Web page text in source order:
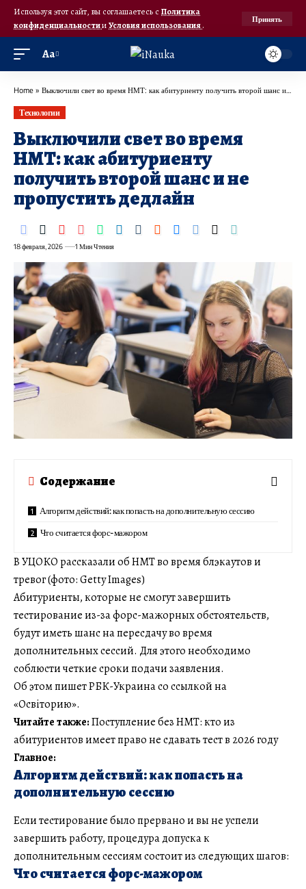
Используя этот сайт, вы соглашаетесь с Политика
конфиденциальностииУсловия использования.
Принять
Аа
Home » Выключили свет во время НМТ: как абитуриенту получить второй шанс и не пропустить дедлайн
Технологии
Выключили свет во время
НМТ: как абитуриенту
получить второй шанс и не
пропустить дедлайн
18 февраля, 2026 1 Мин Чтения
Содержание
Алгоритм действий: как попасть на дополнительную сессию
Что считается форс-мажором
В УЦОКО рассказали об НМТ во время блэкаутов и
тревог (фото: Getty Images)
Абитуриенты, которые не смогут завершить
тестирование из-за форс-мажорных обстоятельств,
будут иметь шанс на пересдачу во время
дополнительных сессий. Для этого необходимо
соблюсти четкие сроки подачи заявления.
Об этом пишет РБК-Украина со ссылкой на
«Освіторию».
Читайте также:Поступление без НМТ: кто из
абитуриентов имеет право не сдавать тест в 2026 году
Главное:
Алгоритм действий: как попасть на
дополнительную сессию
Если тестирование было прервано и вы не успели
завершить работу, процедура допуска к
дополнительным сессиям состоит из следующих шагов:
Что считается форс-мажором